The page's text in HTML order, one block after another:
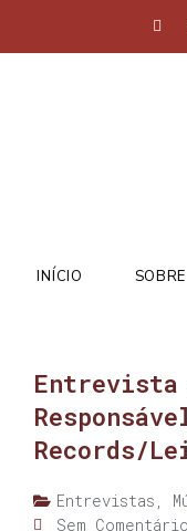
INÍCIO SOBRE
Entrevista
Records/
Entrevistas ,
Sem